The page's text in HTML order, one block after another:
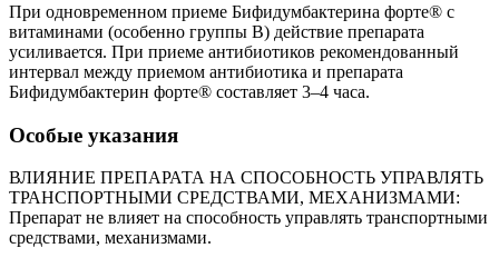
При одновременном приеме Бифидумбактерина форте® с
витаминами (особенно группы В) действие препарата
усиливается. При приеме антибиотиков рекомендованный
интервал между приемом антибиотика и препарата
Бифидумбактерин форте® составляет 3–4 часа.
Особые указания
ВЛИЯНИЕ ПРЕПАРАТА НА СПОСОБНОСТЬ УПРАВЛЯТЬ
ТРАНСПОРТНЫМИ СРЕДСТВАМИ, МЕХАНИЗМАМИ:
Препарат не влияет на способность управлять транспортными
средствами, механизмами.